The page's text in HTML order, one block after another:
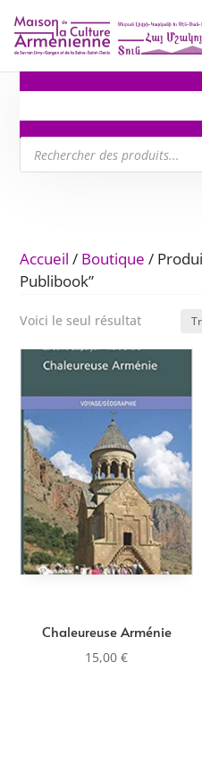
Recherche
de
produits
Accueil / Boutique /
Publibook”
Voici le seul résultat
Chaleureuse Arménie
15,00€